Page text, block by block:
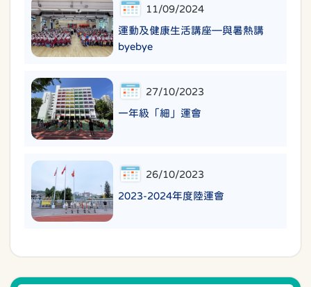
11/09/2024
運動及健康生活講座—與暑熱講
byebye
27/10/2023
一年級「細」運會
26/10/2023
2023-2024年度陸運會